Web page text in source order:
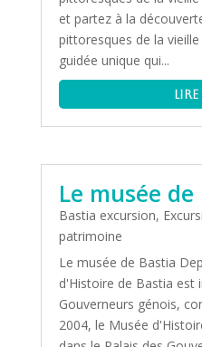
et partez à la
pittoresques de la
guidée unique qui...
lire
Le musée
Bastia excursion,
patrimoine
Le musée de Bastia
d'Histoire de Bastia est
Gouverneurs génois,
2004, le Musée